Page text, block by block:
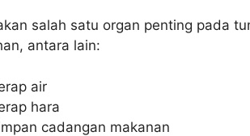
salah satu organ penting pada
antara lain:
air
hara
cadangan makanan